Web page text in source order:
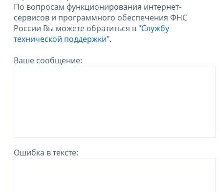
По вопросам функционирования интернет-
сервисов и программного обеспечения ФНС
России Вы можете обратиться в "Службу
технической поддержки".
Ваше сообщение:
Ошибка в тексте: